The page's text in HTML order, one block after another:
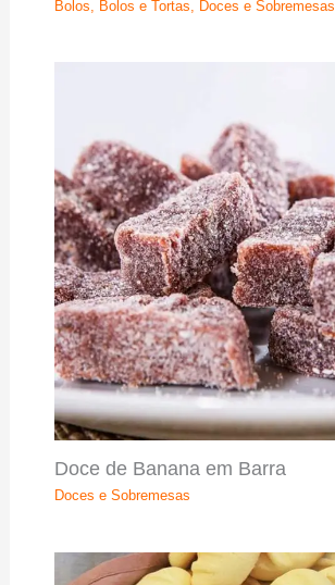
Bolos Bolos e Tortas Doces e Sobremesas
Doce de Banana em Barra
Doces e Sobremesas